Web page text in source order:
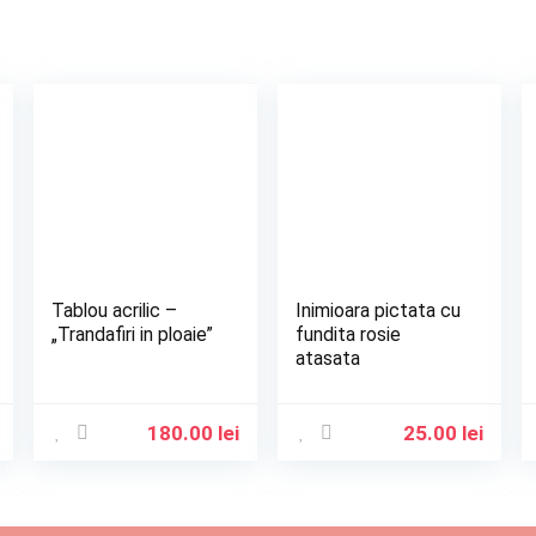
Tablou acrilic –
„Trandafiri in ploaie”
180.00 lei
Inimioara pictata cu
fundita rosie
atasata
25.00 lei